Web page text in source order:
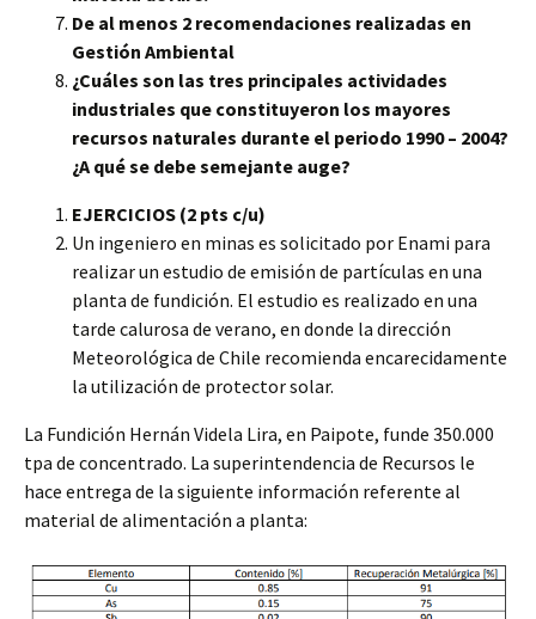
De al menos 2 recomendaciones realizadas en
Gestión Ambiental
¿Cuáles son las tres principales actividades
industriales que constituyeron los mayores
recursos naturales durante el periodo 1990 – 2004?
¿A qué se debe semejante auge?
EJERCICIOS (2 pts c/u)
Un ingeniero en minas es solicitado por Enami para
realizar un estudio de emisión de partículas en una
planta de fundición. El estudio es realizado en una
tarde calurosa de verano, en donde la dirección
Meteorológica de Chile recomienda encarecidamente
la utilización de protector solar.
La Fundición Hernán Videla Lira, en Paipote, funde 350.000
tpa de concentrado. La superintendencia de Recursos le
hace entrega de la siguiente información referente al
material de alimentación a planta: